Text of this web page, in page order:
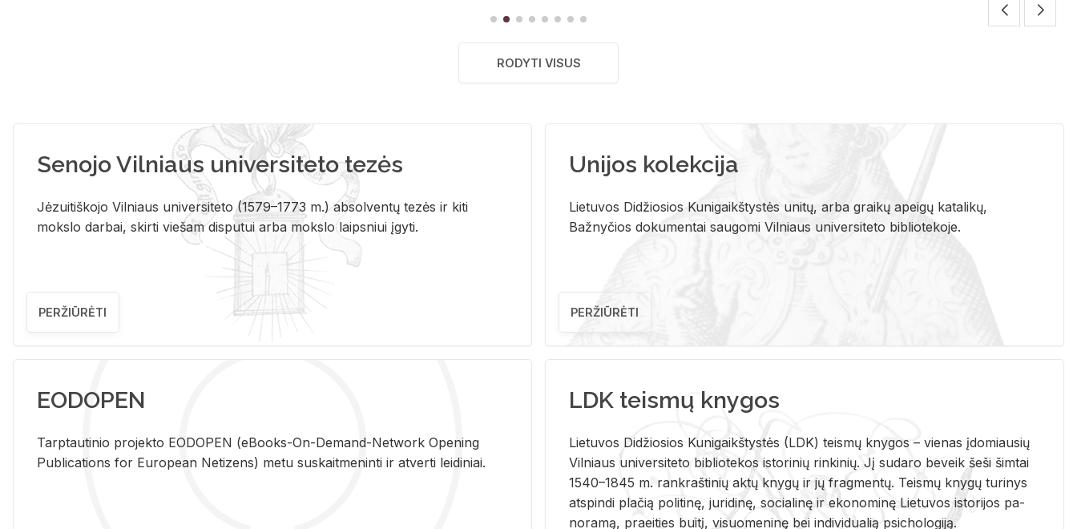
RODYTI VISUS
Senojo Vilniaus universiteto tezės
Jėzuitiškojo Vilniaus universiteto (1579–1773 m.) absolventų tezės ir kiti
mokslo darbai, skirti viešam disputui arba mokslo laipsniui įgyti.
PERŽIŪRĖTI
Unijos kolekcija
Lietuvos Didžiosios Kunigaikštystės unitų, arba graikų apeigų katalikų,
Bažnyčios dokumentai saugomi Vilniaus universiteto bibliotekoje.
PERŽIŪRĖTI
EODOPEN
Tarp­tau­ti­nio pro­jek­to EO­DO­PEN (eBo­oks-On-De­mand-Ne­twork Ope­ning
Pub­li­ca­tions for Eu­ro­pe­an Ne­ti­zens) metu su­skait­me­nin­ti ir at­ver­ti lei­di­niai.
LDK teismų knygos
Lie­tu­vos Di­džio­sios Ku­ni­gaikš­tys­tės (LDK) teis­mų kny­gos – vie­nas įdo­miau­sių
Vil­niaus uni­ver­si­te­to bi­b­lio­te­kos is­to­ri­nių rin­ki­nių. Jį su­da­ro be­veik šeši šim­tai
1540–1845 m. rank­raš­ti­nių aktų kny­gų ir jų frag­men­tų. Teis­mų kny­gų tu­ri­nys
at­spin­di pla­čią po­li­ti­nę, ju­ri­di­nę, so­cia­li­nę ir eko­no­mi­nę Lie­tu­vos is­to­ri­jos pa­
no­ra­mą, pra­ei­ties bui­tį, vi­suo­me­ni­nę bei in­di­vi­dua­lią psi­cho­lo­gi­ją.